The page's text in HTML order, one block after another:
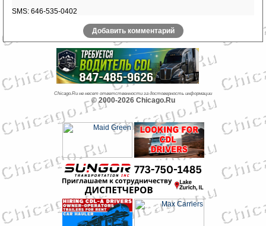
SMS: 646-535-0402
Добавить комментарий
Chicago.Ru не несет ответственности за достоверность информации
© 2000-2026 Chicago.Ru